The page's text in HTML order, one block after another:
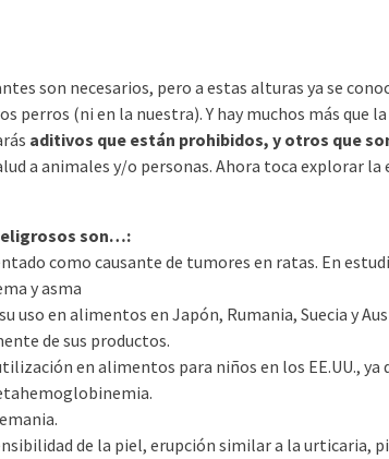
son necesarios, pero a estas alturas ya se
perros (ni en la nuestra). Y hay muchos más que
aditivos que están prohibidos, y otros que
a animales y/o personas. Ahora toca explorar
son…:
como causante de tumores en ratas. En
y asma
uso en alimentos en Japón, Rumania, Suecia y
de sus productos.
en alimentos para niños en los EE.UU., ya
de la piel, erupción similar a la urticaria,